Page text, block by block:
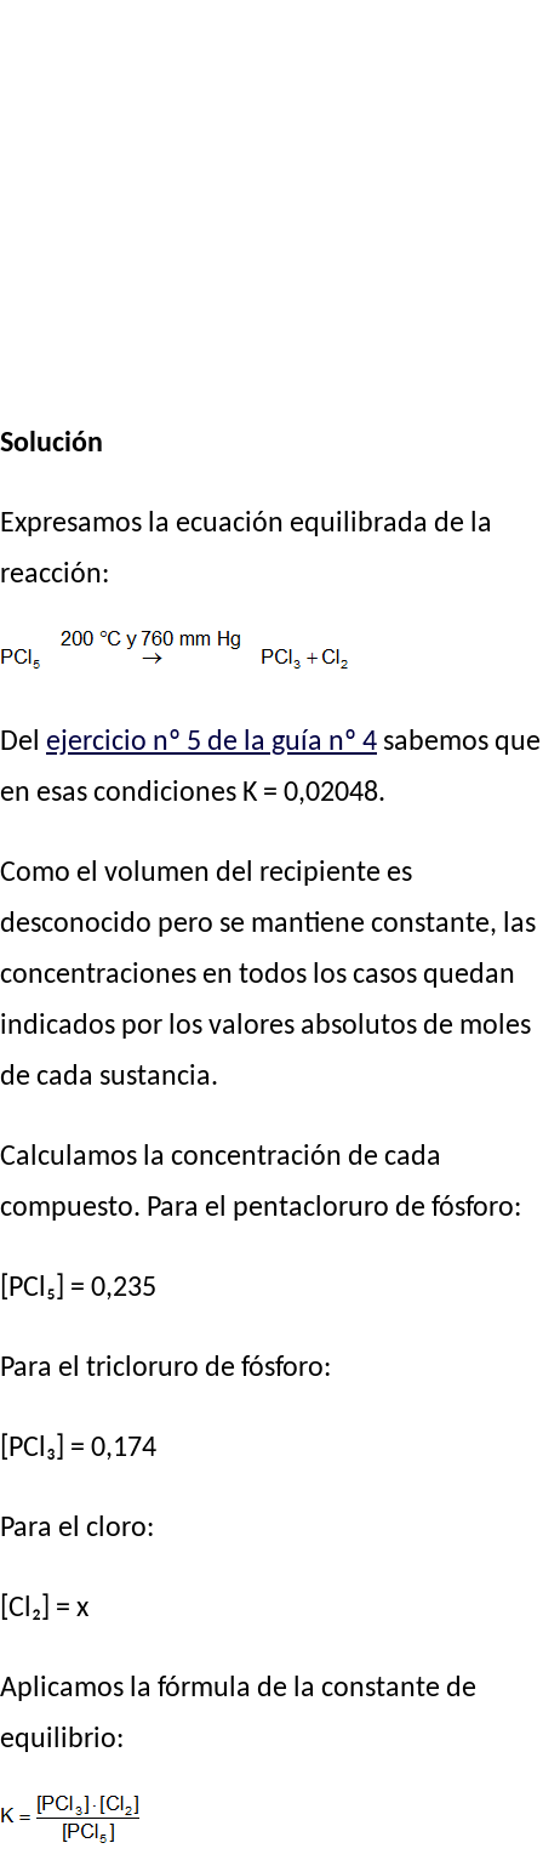
Solución
Expresamos la ecuación equilibrada de la
reacción:
Del ejercicio nº 5 de la guía nº 4 sabemos que
en esas condiciones K = 0,02048.
Como el volumen del recipiente es
desconocido pero se mantiene constante, las
concentraciones en todos los casos quedan
indicados por los valores absolutos de moles
de cada sustancia.
Calculamos la concentración de cada
compuesto. Para el pentacloruro de fósforo:
[PCl₅] = 0,235
Para el tricloruro de fósforo:
[PCl₃] = 0,174
Para el cloro:
[Cl₂] = x
Aplicamos la fórmula de la constante de
equilibrio: